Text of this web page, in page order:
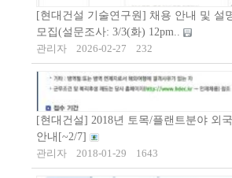
[현대건설 기술연구원] 채용 안내 및 설
모집(설문조사: 3/3(화) 12pm..
관리자
2026-02-27 232
[현대건설] 2018년 토목/플랜트분야 외
안내[~2/7]
관리자
2018-01-29 1643